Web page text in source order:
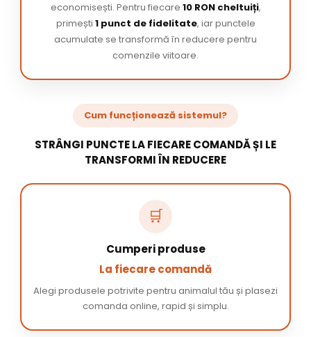
economisești. Pentru fiecare 10 RON cheltuiți,
primești 1 punct de fidelitate, iar punctele
acumulate se transformă în reducere pentru
comenzile viitoare.
Cum funcționează sistemul?
STRÂNGI PUNCTE LA FIECARE COMANDĂ ȘI LE
TRANSFORMI ÎN REDUCERE
🛒
Cumperi produse
La fiecare comandă
Alegi produsele potrivite pentru animalul tău și plasezi
comanda online, rapid și simplu.